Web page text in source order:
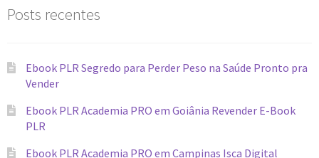
Posts recentes
Ebook PLR Segredo para Perder Peso na Saúde Pronto pra
Vender
Ebook PLR Academia PRO em Goiânia Revender E-Book
PLR
Ebook PLR Academia PRO em Campinas Isca Digital